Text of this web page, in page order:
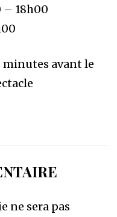
– 18h00
minutes avant le
ne sera pas